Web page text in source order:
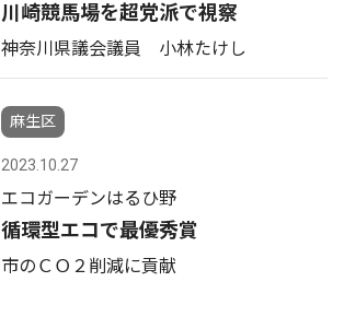
川崎競馬場を超党派で視察
神奈川県議会議員 小林たけし
麻生区
2023.10.27
エコガーデンはるひ野
循環型エコで最優秀賞
市のＣＯ２削減に貢献